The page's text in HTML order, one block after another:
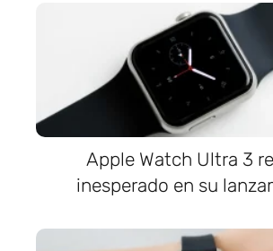
Apple Watch Ultra 3
inesperado en su